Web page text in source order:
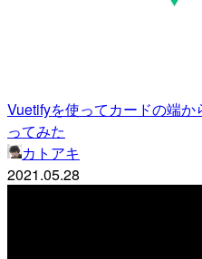
Vuetifyを使ってカードの端
ってみた
カトアキ
2021.05.28